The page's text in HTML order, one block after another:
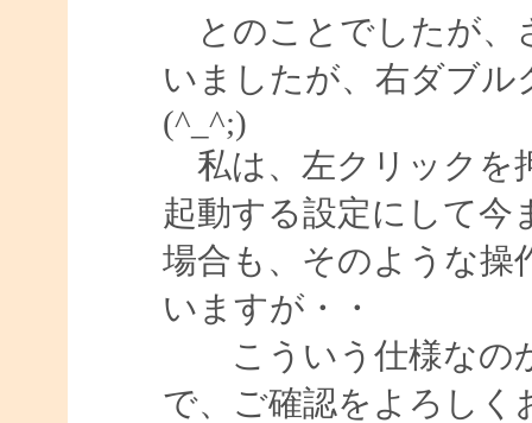
とのことでしたが、
いましたが、右ダブ
(^_^;)
私は、左クリックを
起動する設定にして今
場合も、そのような操
いますが・・
こういう仕様なの
で、ご確認をよろしく